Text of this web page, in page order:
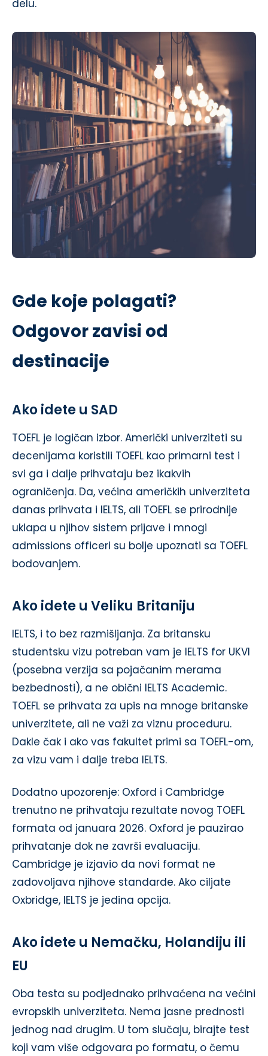
delu.
Gde koje polagati?
Odgovor zavisi od
destinacije
Ako idete u SAD
TOEFL je logičan izbor. Američki univerziteti su
decenijama koristili TOEFL kao primarni test i
svi ga i dalje prihvataju bez ikakvih
ograničenja. Da, većina američkih univerziteta
danas prihvata i IELTS, ali TOEFL se prirodnije
uklapa u njihov sistem prijave i mnogi
admissions officeri su bolje upoznati sa TOEFL
bodovanjem.
Ako idete u Veliku Britaniju
IELTS, i to bez razmišljanja. Za britansku
studentsku vizu potreban vam je IELTS for UKVI
(posebna verzija sa pojačanim merama
bezbednosti), a ne obični IELTS Academic.
TOEFL se prihvata za upis na mnoge britanske
univerzitete, ali ne važi za viznu proceduru.
Dakle čak i ako vas fakultet primi sa TOEFL-om,
za vizu vam i dalje treba IELTS.
Dodatno upozorenje: Oxford i Cambridge
trenutno ne prihvataju rezultate novog TOEFL
formata od januara 2026. Oxford je pauzirao
prihvatanje dok ne završi evaluaciju.
Cambridge je izjavio da novi format ne
zadovoljava njihove standarde. Ako ciljate
Oxbridge, IELTS je jedina opcija.
Ako idete u Nemačku, Holandiju ili
EU
Oba testa su podjednako prihvaćena na većini
evropskih univerziteta. Nema jasne prednosti
jednog nad drugim. U tom slučaju, birajte test
koji vam više odgovara po formatu, o čemu